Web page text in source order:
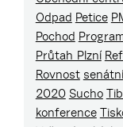
Odpad Petice
Pochod
Průtah Plzní
Rovnost
2020 Sucho
konference